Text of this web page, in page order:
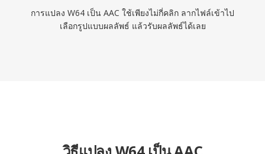
การแปลง W64 เป็น AAC ใช้เพียงไม่กี่คลิก ลากไฟล์เข้าไป
เลือกรูปแบบผลลัพธ์ แล้วรับผลลัพธ์ได้เลย